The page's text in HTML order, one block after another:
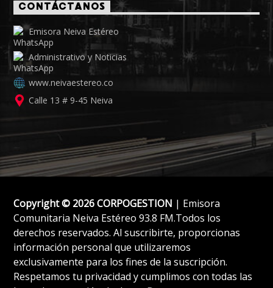
CONTÁCTANOS
Emisora Neiva Estéreo
Administrativo y Noticias
www.neivaestereo.co
Calle 13 # 9-45 Neiva
Copyright © 2026 CORPOGESTION | Emisora
Comunitaria Neiva Estéreo 93.8 FM.Todos los
derechos reservados. Al suscribirte, proporcionas
información personal que utilizaremos
exclusivamente para los fines de la suscripción.
Respetamos tu privacidad y cumplimos con todas las